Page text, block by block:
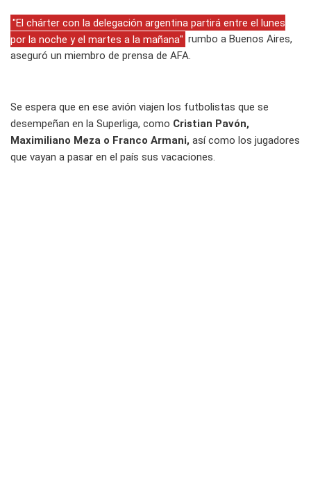
"El chárter con la delegación argentina partirá entre el lunes
por la noche y el martes a la mañana" rumbo a Buenos Aires,
aseguró un miembro de prensa de AFA.
Se espera que en ese avión viajen los futbolistas que se
desempeñan en la Superliga, como Cristian Pavón,
Maximiliano Meza o Franco Armani, así como los jugadores
que vayan a pasar en el país sus vacaciones.